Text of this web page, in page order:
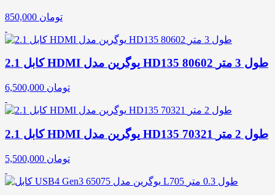
850,000 تومان
کابل 2.1 HDMI یوگرین مدل HD135 80602 طول 3 متر
6,500,000 تومان
کابل 2.1 HDMI یوگرین مدل HD135 70321 طول 2 متر
5,500,000 تومان